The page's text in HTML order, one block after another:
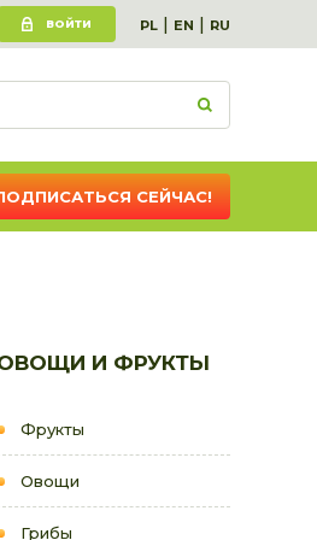
ВОЙТИ PL | EN | RU
СЕЙЧАС!
И ФРУКТЫ
Фрукты
Овощи
Грибы